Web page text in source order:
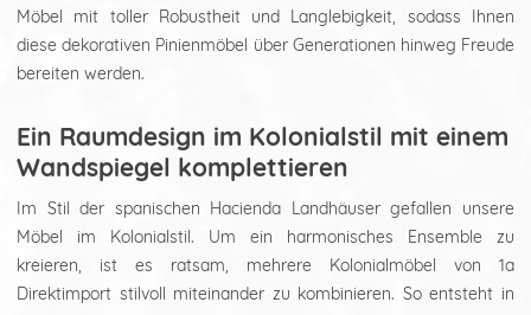
Möbel mit toller Robustheit und Langlebigkeit, sodass Ihnen
diese dekorativen Pinienmöbel über Generationen hinweg Freude
bereiten werden.
Ein Raumdesign im Kolonialstil mit einem
Wandspiegel komplettieren
Im Stil der spanischen Hacienda Landhäuser gefallen unsere
Möbel im Kolonialstil. Um ein harmonisches Ensemble zu
kreieren, ist es ratsam, mehrere Kolonialmöbel von 1a
Direktimport stilvoll miteinander zu kombinieren. So entsteht in